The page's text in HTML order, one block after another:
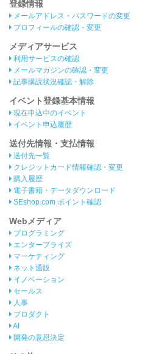
登録情報
メールアドレス・パスワードの変更
プロフィールの確認・変更
メディアサービス
利用サービスの確認
メールマガジンの確認・変更
記事購読状況確認・解除
イベント登録基本情報
現在申込中のイベント
イベント申込履歴
送付先情報・支払情報
送付先一覧
クレジットカード情報確認・変更
購入履歴
電子書籍・データダウンロード
SEshop.com ポイント確認
Webメディア
プログラミング
エンタープライズ
マーケティング
ネット通販
イノベーション
セールス
人事
プロダクト
AI
開発の意思決定